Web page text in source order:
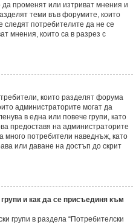
променят или изтриват мнения и
теми във форумите, които
потребителите да не се
мнения, които са в разрез с
които разделят форума
администраторите могат да
в една или повече групи, като
предоставя на администраторите
много потребители наведнъж, като
или даване на достъп до скрит
и как да се присъединя към
групи в раздела “Потребителски